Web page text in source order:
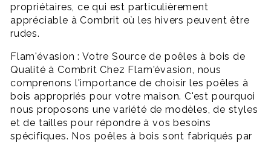
propriétaires, ce qui est particulièrement
appréciable à Combrit où les hivers peuvent être
rudes.
Flam'évasion : Votre Source de poêles à bois de
Qualité à Combrit Chez Flam'évasion, nous
comprenons l'importance de choisir les poêles à
bois appropriés pour votre maison. C'est pourquoi
nous proposons une variété de modèles, de styles
et de tailles pour répondre à vos besoins
spécifiques. Nos poêles à bois sont fabriqués par